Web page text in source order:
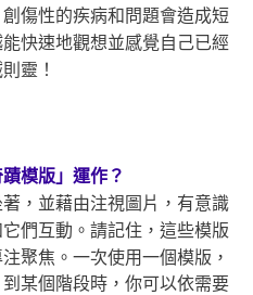
傷性的疾病和問題會造成短
快速地觀想並感覺自己已經
靈！
模版」運作？
，並藉由注視圖片，有意識
們互動。請記住，這些模版
聚焦。一次使用一個模版，
某個階段時，你可以依需要